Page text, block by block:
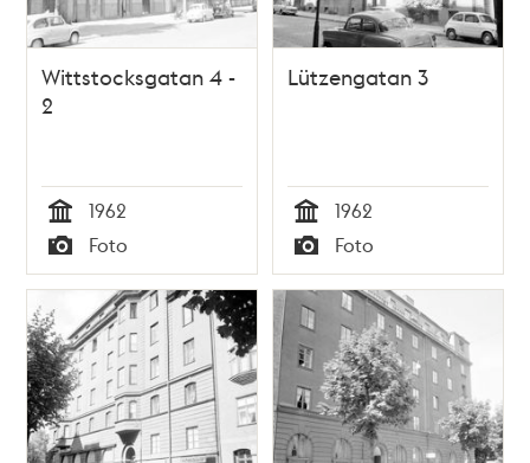
Wittstocksgatan 4 -
2
Tid
1962
Typ
Foto
Lützengatan 3
Tid
1962
Typ
Foto